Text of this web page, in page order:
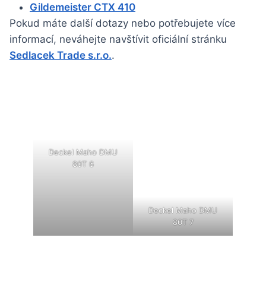
Gildemeister CTX 410
Pokud máte další dotazy nebo potřebujete více
informací, neváhejte navštívit oficiální stránku
Sedlacek Trade s.r.o..
Deckel Maho DMU
80T 6
Deckel Maho DMU
80T 7